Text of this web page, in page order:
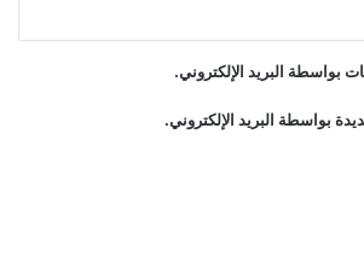
بواسطة البريد الإلكتروني.
بواسطة البريد الإلكتروني.